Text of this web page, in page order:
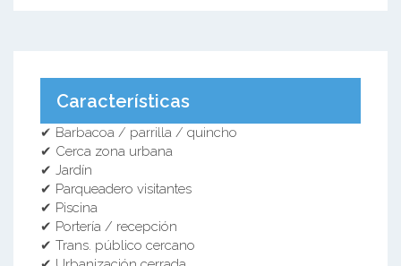
Características
✔ Barbacoa / parrilla / quincho
✔ Cerca zona urbana
✔ Jardín
✔ Parqueadero visitantes
✔ Piscina
✔ Portería / recepción
✔ Trans. público cercano